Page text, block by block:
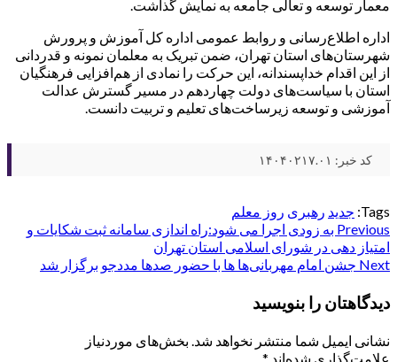
معمار توسعه و تعالی جامعه به نمایش گذاشت.
اداره اطلاع‌رسانی و روابط عمومی اداره کل آموزش و پرورش
شهرستان‌های استان تهران، ضمن تبریک به معلمان نمونه و قدردانی
از این اقدام خداپسندانه، این حرکت را نمادی از هم‌افزایی فرهنگیان
استان با سیاست‌های دولت چهاردهم در مسیر گسترش عدالت
آموزشی و توسعه زیرساخت‌های تعلیم و تربیت دانست.
کد خبر: ۱۴۰۴۰۲۱۷.۰۱
Tags: جدید رهبری روز معلم
Post
navigation
Previous به زودی اجرا می شود:راه اندازی سامانه ثبت شکایات و
امتیاز دهی در شورای اسلامی استان تهران
Next جشن امام مهربانی‌ها ها با حضور صدها مددجو برگزار شد
دیدگاهتان را بنویسید
نشانی ایمیل شما منتشر نخواهد شد. بخش‌های موردنیاز
علامت‌گذاری شده‌اند *